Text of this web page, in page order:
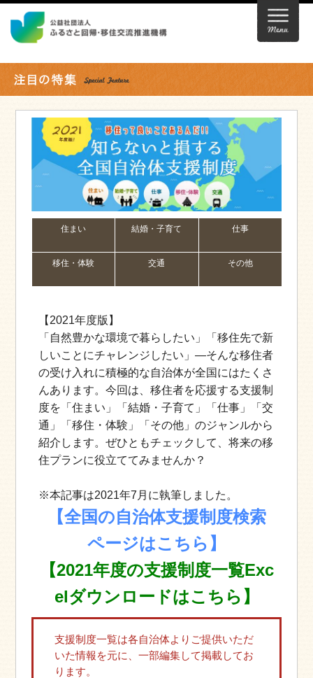
住まい 結婚・子育て 仕事
移住・体験 交通 その他
【2021年度版】
「自然豊かな環境で暮らしたい」「移住先で新
しいことにチャレンジしたい」—そんな移住者
の受け入れに積極的な自治体が全国にはたくさ
んあります。今回は、移住者を応援する支援制
度を「住まい」「結婚・子育て」「仕事」「交
通」「移住・体験」「その他」のジャンルから
紹介します。ぜひともチェックして、将来の移
住プランに役立ててみませんか？
※本記事は2021年7月に執筆しました。
【全国の自治体支援制度検索
ページはこちら】
【2021年度の支援制度一覧Exc
elダウンロードはこちら】
支援制度一覧は各自治体よりご提供いただ
いた情報を元に、一部編集して掲載してお
ります。